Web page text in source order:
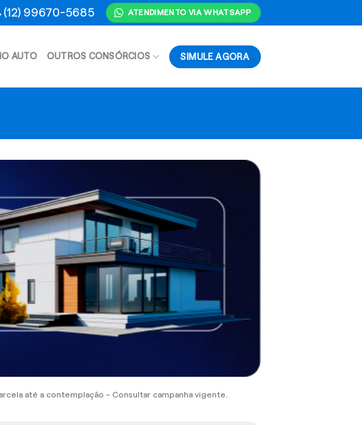
(12) 99670-5685 ATENDIMENTO VIA WHATSAPP
AUTO OUTROS CONSÓRCIOS SIMULE AGORA
até a contemplação - Consultar campanha vigente.